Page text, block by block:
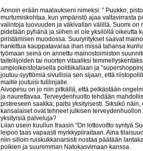
Annoin erään maalaukseni nimeksi: ” Puukko,
murtumiskohtaa, kun ympäristö ajaa valtavirrasta
valintoja luovuuden ja väkivallan välillä. Suomi on
pidetään pyhänä ja siihen ei ole yksilöllä oikeutta
piristämisen muodossa. Suuryritykset saavat
hankittua kauppatavaraa ihan missä tahansa
työmaan seinä on annettu mainostoimiston
taiteilijoiden tai nuorten vitaaliksi
umpioikeistolaisella politiikallaan ja
joutuu syyttömiä sivullisia sen sijaan, että
maille joutuisi tulilinjalle.
Aivopesu on jo niin pitkällä, että pelkästään
ja naurettavaa. Terveydenhuolto tehdään
pisteeseen saakka, paitsi yksityisesti. Siksikö
kansalaiset ovat tehneet julkisen
yksityisiä palveluja?
Liian usein kuullun fraasin ”On lottovoitto syntyä
leipoo taas vapaasti myrkkypiiraitaan. Aina
niin silloin ruiskukkanarsisti nostaa päätään
poikien ja suuremman Natokasvimaan kanssa.